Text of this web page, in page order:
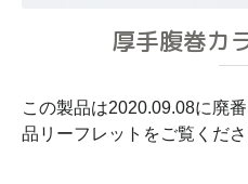
厚手腹巻カ
この製品は2020.09.08に廃
品リーフレットをご覧くださ